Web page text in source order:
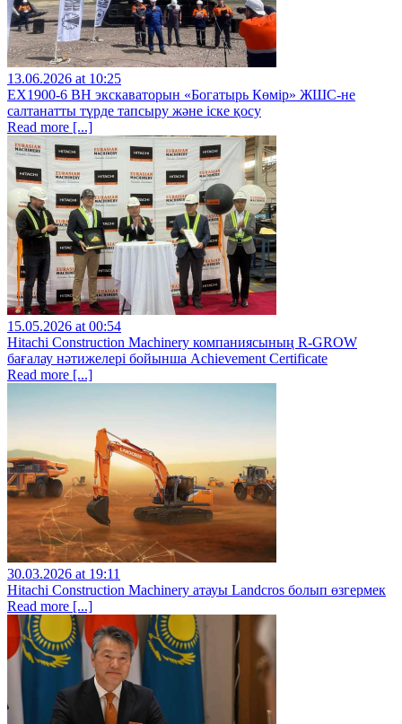
13.06.2026 at 10:25
EX1900-6 BH экскаваторын «Богатырь Көмір» ЖШС-не
салтанатты түрде тапсыру және іске қосу
Read more [...]
15.05.2026 at 00:54
Hitachi Construction Machinery компаниясының R-GROW
бағалау нәтижелері бойынша Achievement Certificate
Read more [...]
30.03.2026 at 19:11
Hitachi Construction Machinery атауы Landcros болып өзгермек
Read more [...]